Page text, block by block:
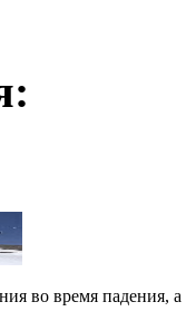
во время падения,